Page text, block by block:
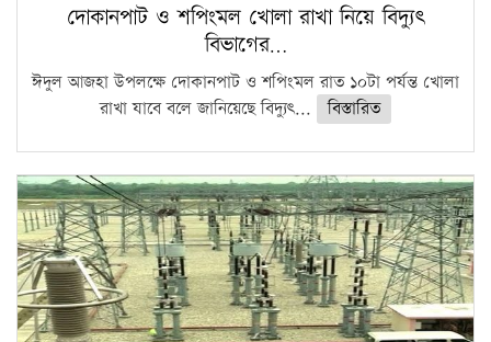
দোকানপাট ও শপিংমল খোলা রাখা নিয়ে বিদ্যুৎ
বিভাগের…
ঈদুল আজহা উপলক্ষে দোকানপাট ও শপিংমল রাত ১০টা পর্যন্ত খোলা
রাখা যাবে বলে জানিয়েছে বিদ্যুৎ...
বিস্তারিত